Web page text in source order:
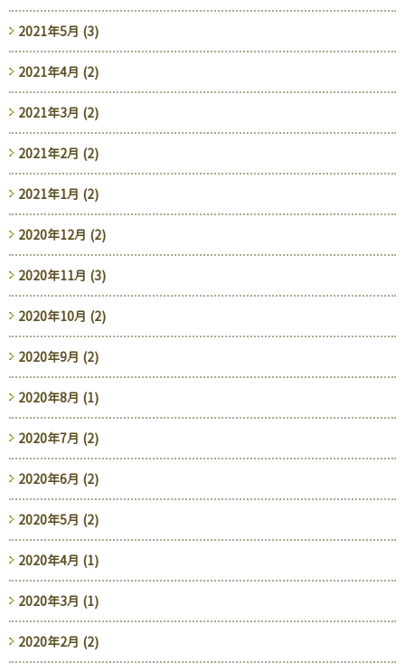
2021年5月 (3)
2021年4月 (2)
2021年3月 (2)
2021年2月 (2)
2021年1月 (2)
2020年12月 (2)
2020年11月 (3)
2020年10月 (2)
2020年9月 (2)
2020年8月 (1)
2020年7月 (2)
2020年6月 (2)
2020年5月 (2)
2020年4月 (1)
2020年3月 (1)
2020年2月 (2)